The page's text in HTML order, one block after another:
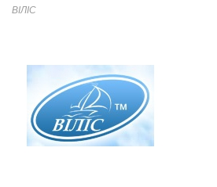
ВІЛІС